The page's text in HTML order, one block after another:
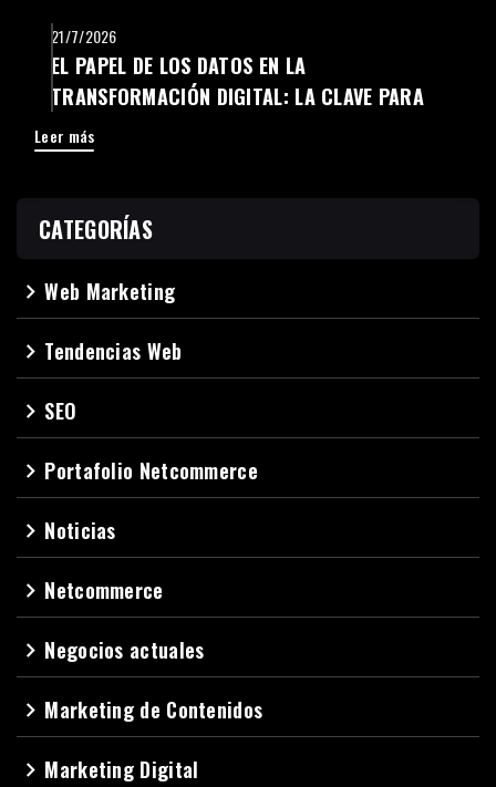
21/7/2026
EL PAPEL DE LOS DATOS EN LA
TRANSFORMACIÓN DIGITAL: LA CLAVE PARA
TOMAR MEJORES DECISIONES
Leer más
CATEGORÍAS
navigate_nextWeb Marketing
navigate_next Tendencias Web
navigate_next SEO
navigate_next Portafolio Netcommerce
navigate_next Noticias
navigate_next Netcommerce
navigate_next Negocios actuales
navigate_next Marketing de Contenidos
navigate_next Marketing Digital